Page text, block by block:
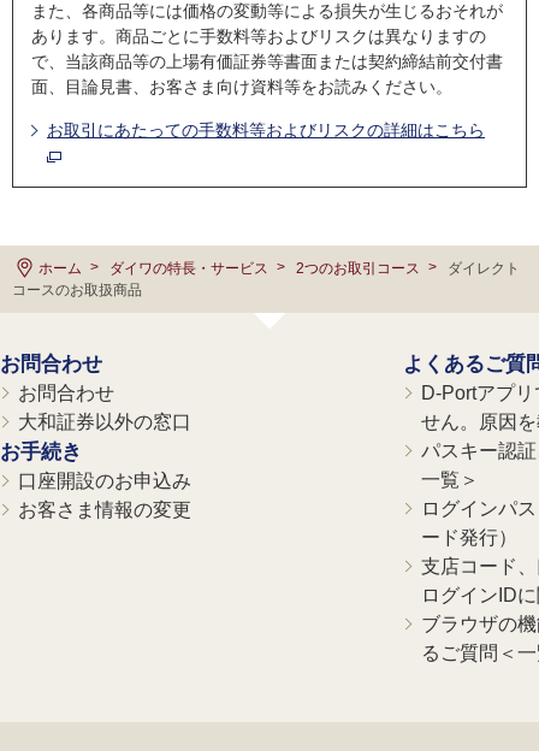
また、各商品等には価格の変動等による損失が生じるおそれが
あります。商品ごとに手数料等およびリスクは異なりますの
で、当該商品等の上場有価証券等書面または契約締結前交付書
面、目論見書、お客さま向け資料等をお読みください。
お取引にあたっての手数料等およびリスクの詳細はこちら
ホーム ダイワの特長・サービス 2つのお取引コース
ダイレクト
コースのお取扱商品
お問合わせ
お問合わせ
大和証券以外の窓口
お手続き
口座開設のお申込み
お客さま情報の変更
よくあるご質
D-Portアプ
せん。原因
パスキー認
一覧＞
ログインパ
ード発行）
支店コード
ログインID
ブラウザの
るご質問＜